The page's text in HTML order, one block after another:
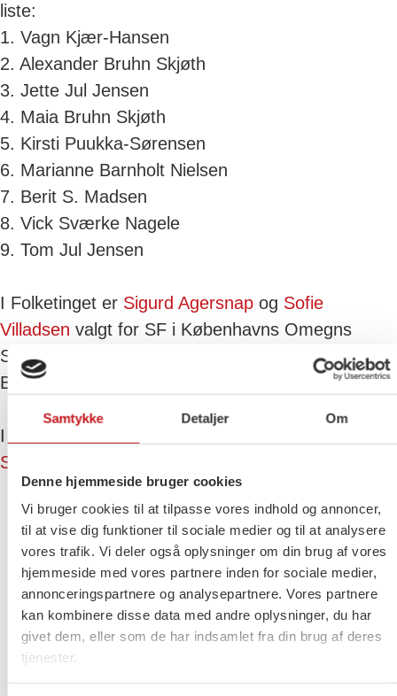
Samtykke Detaljer Om
Denne hjemmeside bruger cookies
Vi bruger cookies til at tilpasse vores indhold og annoncer,
til at vise dig funktioner til sociale medier og til at analysere
vores trafik. Vi deler også oplysninger om din brug af vores
hjemmeside med vores partnere inden for sociale medier,
annonceringspartnere og analysepartnere. Vores partnere
kan kombinere disse data med andre oplysninger, du har
givet dem, eller som de har indsamlet fra din brug af deres
tjenester.
liste:
1. Vagn Kjær-Hansen
2. Alexander Bruhn Skjøth
3. Jette Jul Jensen
4. Maia Bruhn Skjøth
5. Kirsti Puukka-Sørensen
6. Marianne Barnholt Nielsen
7. Berit S. Madsen
8. Vick Sværke Nagele
9. Tom Jul Jensen
I Folketinget er Sigurd Agersnap og Sofie
Villadsen valgt for SF i Københavns Omegns
Storkreds. Vores lokale folketingskandidat i
Brøndby er Alexander Bruhn Skjøth.
I EU-parlamentet sidder
Søvndal
Følg Vagn på Facebook
StemVagn
VORES POLITIKERE OG
KANDIDATER